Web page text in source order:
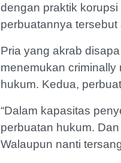
dengan praktik
perbuatannya tersebut
Pria yang akrab
menemukan
hukum. Kedua,
“Dalam kapasitas
perbuatan hukum.
Walaupun nanti